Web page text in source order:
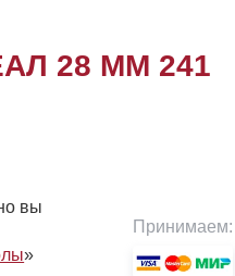
28 ММ 241
вы
»
Принимаем: